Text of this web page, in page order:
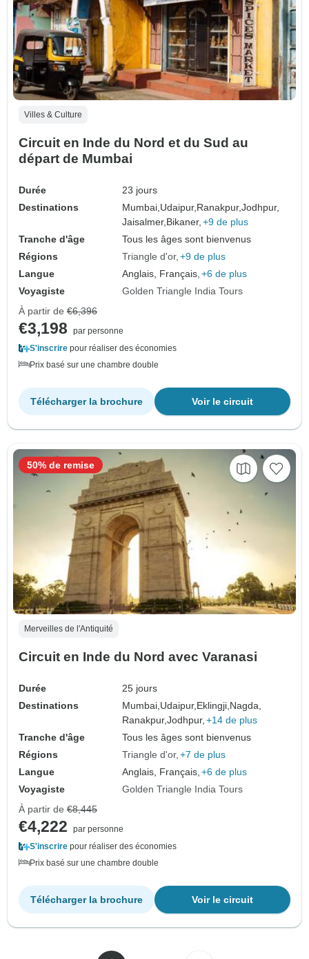
Villes & Culture
Circuit en Inde du Nord et du Sud au
départ de Mumbai
Durée
23 jours
Destinations
Mumbai, Udaipur, Ranakpur,Jodhpur,
Jaisalmer, Bikaner, +9 de plus
Tranche d'âge
Tous les âges sont bienvenus
Régions
Triangle d'or +9 de plus
Langue
Anglais, Français, +6 de plus
Voyagiste
Golden Triangle India Tours
À partir de €6,396
€3,198
par personne
S'inscrire pour réaliser des économies
Prix basé sur une chambre double
Voir le circuit
Télécharger la brochure
Merveilles de l'Antiquité
Circuit en Inde du Nord avec Varanasi
Durée
25 jours
Destinations
Mumbai,Udaipur,Eklingji,Nagda,
Ranakpur,Jodhpur, +14 de plus
Tranche d'âge
Tous les âges sont bienvenus
Régions
Triangle d'or +7 de plus
Langue
Anglais, Français, +6 de plus
Voyagiste
Golden Triangle India Tours
50% de remise
À partir de €8,445
€4,222
par personne
S'inscrire pour réaliser des économies
Prix basé sur une chambre double
Voir le circuit
Télécharger la brochure